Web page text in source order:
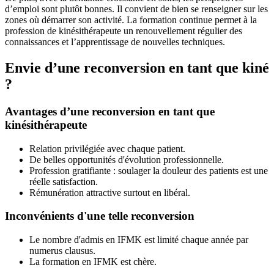
d’emploi sont plutôt bonnes. Il convient de bien se renseigner sur les
zones où démarrer son activité. La formation continue permet à la
profession de kinésithérapeute un renouvellement régulier des
connaissances et l’apprentissage de nouvelles techniques.
Envie d’une reconversion en tant que kiné
?
Avantages d’une reconversion en tant que
kinésithérapeute
Relation privilégiée avec chaque patient.
De belles opportunités d'évolution professionnelle.
Profession gratifiante : soulager la douleur des patients est une
réelle satisfaction.
Rémunération attractive surtout en libéral.
Inconvénients d'une telle reconversion
Le nombre d'admis en IFMK est limité chaque année par
numerus clausus.
La formation en IFMK est chère.